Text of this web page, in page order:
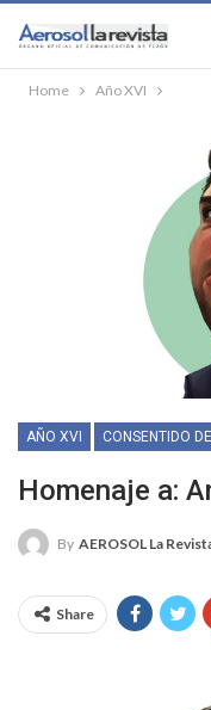
Home Año XVI
AÑO XVI
Homenaje a:
By AEROSOL La
Share